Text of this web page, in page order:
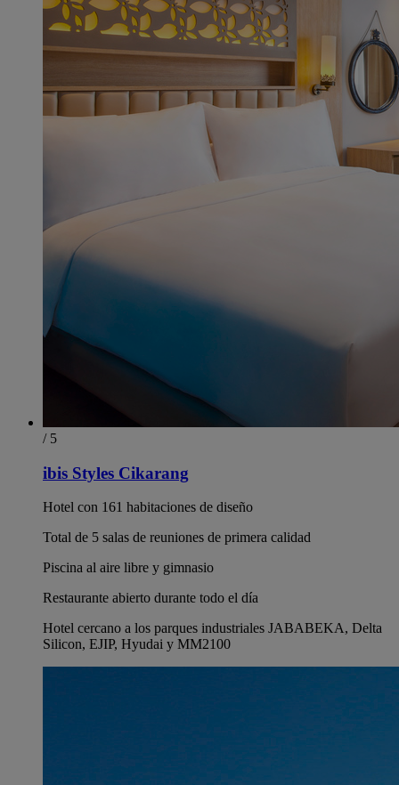
/ 5
ibis Styles Cikarang
Hotel con 161 habitaciones de diseño
Total de 5 salas de reuniones de primera calidad
Piscina al aire libre y gimnasio
Restaurante abierto durante todo el día
Hotel cercano a los parques industriales JABABEKA, Delta
Silicon, EJIP, Hyudai y MM2100